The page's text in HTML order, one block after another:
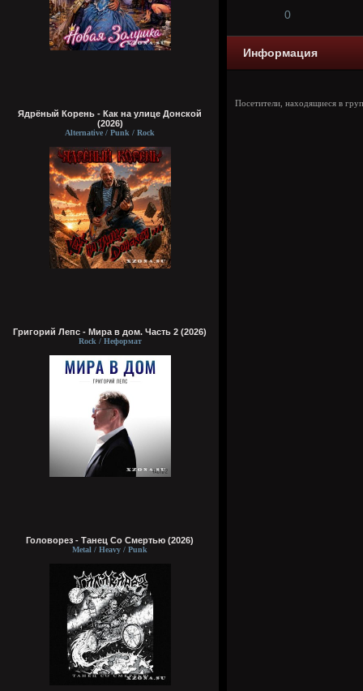
Ядрёный Корень - Как на улице Донской
(2026)
Alternative / Punk / Rock
Григорий Лепс - Мира в дом. Часть 2 (2026)
Rock / Неформат
Головорез - Tанец Со Смертью (2026)
Metal / Heavy / Punk
0
Информация
Посетители, находящиеся в